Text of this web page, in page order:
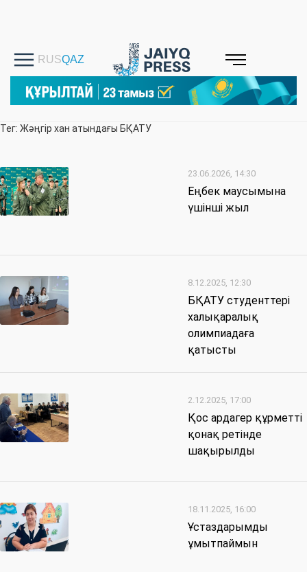
Тег: Жәңгір хан атындағы БҚАТУ
23.06.2026, 14:30
Еңбек маусымына
үшінші жыл
8.12.2025, 12:30
БҚАТУ студенттері
халықаралық
олимпиадаға
қатысты
2.12.2025, 17:00
Қос ардагер құрметті
қонақ ретінде
шақырылды
18.11.2025, 16:00
Ұстаздарымды
ұмытпаймын